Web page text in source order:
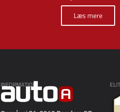
Læs mere
INFORMATION